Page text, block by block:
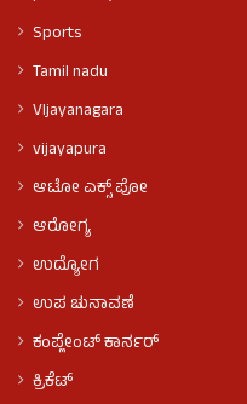
Sports
Tamil nadu
VIjayanagara
vijayapura
ಆಟೋ ಎಕ್ಸ್ ಪೋ
ಆರೋಗ್ಯ
ಉದ್ಯೋಗ
ಉಪ ಚುನಾವಣೆ
ಕಂಪ್ಲೇಂಟ್ ಕಾರ್ನರ್
ಕ್ರಿಕೆಟ್